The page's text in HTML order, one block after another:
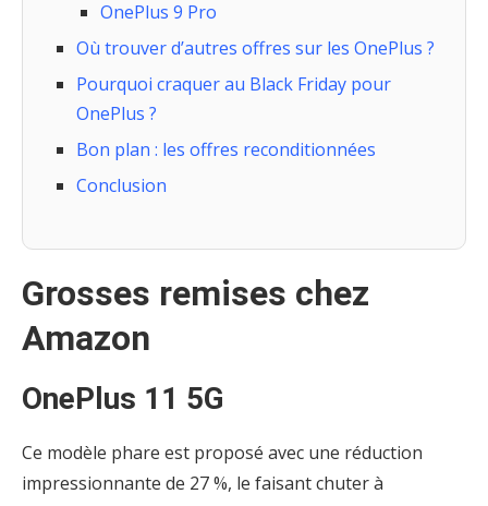
OnePlus 9 Pro
Où trouver d’autres offres sur les OnePlus ?
Pourquoi craquer au Black Friday pour
OnePlus ?
Bon plan : les offres reconditionnées
Conclusion
Grosses remises chez
Amazon
OnePlus 11 5G
Ce modèle phare est proposé avec une réduction
impressionnante de 27 %, le faisant chuter à